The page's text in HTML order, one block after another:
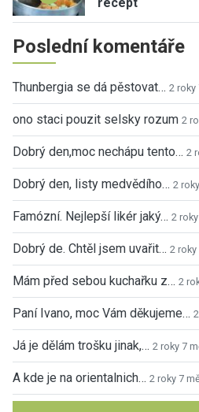
Poslední komentáře
Thunbergia se dá pěstovat… 2 roky
ono staci pouzit selsky rozum 2
Dobrý den,moc nechápu tento… 2
Dobrý den, listy medvědího… 2
Famózní. Nejlepší likér jaký… 2
Dobrý de. Chtěl jsem uvařit… 2
Mám před sebou kuchařku z… 2
Paní Ivano, moc Vám děkujeme…
Já je dělám trošku jinak,… 2 roky 7
A kde je na orientalnich… 2 roky 7